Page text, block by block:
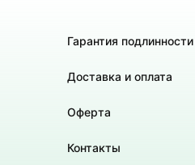
Гарантия подлинности
Доставка и оплата
Оферта
Контакты